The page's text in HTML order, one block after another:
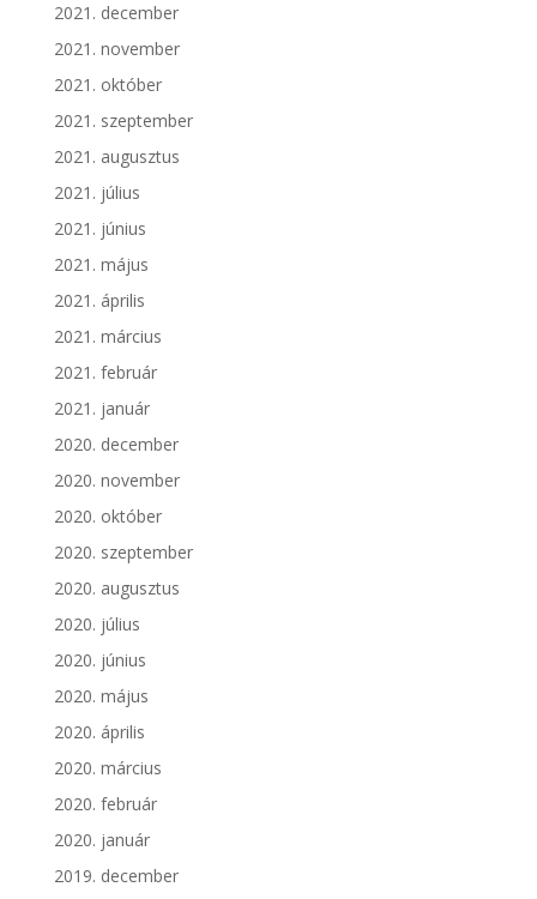
2021. december
2021. november
2021. október
2021. szeptember
2021. augusztus
2021. július
2021. június
2021. május
2021. április
2021. március
2021. február
2021. január
2020. december
2020. november
2020. október
2020. szeptember
2020. augusztus
2020. július
2020. június
2020. május
2020. április
2020. március
2020. február
2020. január
2019. december